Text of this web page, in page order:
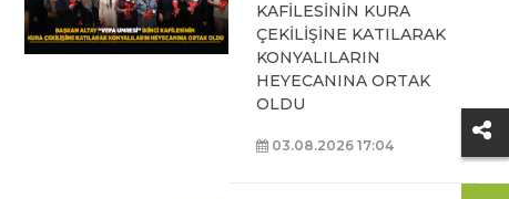
KAFİLESİNİN KURA
ÇEKİLİŞİNE KATILARAK
KONYALILARIN
HEYECANINA ORTAK
OLDU
03.08.2026 17:04